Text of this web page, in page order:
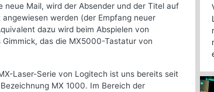
Mail, wird der Absender und der Titel auf
werden (der Empfang neuer
dazu wird beim Abspielen von
das die MX5000-Tastatur von
Laser-Serie von Logitech ist uns bereits seit
MX 1000. Im Bereich der